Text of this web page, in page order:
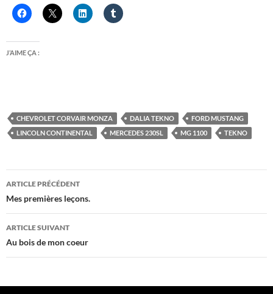
J’AIME ÇA :
CHEVROLET CORVAIR MONZA DALIA TEKNO
FORD MUSTANG
LINCOLN CONTINENTAL
MERCEDES 230SL MG 1100 TEKNO
Navigation
des
articles
ARTICLE PRÉCÉDENT
Mes premières leçons.
ARTICLE SUIVANT
Au bois de mon coeur